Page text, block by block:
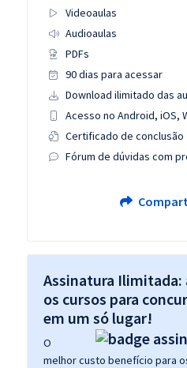
Videoaulas
Audioaulas
PDFs
90 dias para acessar
Download ilimitado das
Acesso no Android, iOS,
Certificado de conclusão
Fórum de dúvidas com
Assinatura Ilimitada:
os cursos para
em um só lugar!
O
melhor custo benefício para